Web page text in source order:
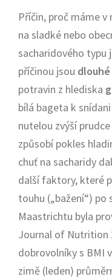
Příčin, proč máme
na sladké nebo
sacharidového typu
příčinou jsou
potravin z hlediska
bílá bageta k
nutelou zvýší
způsobí pokles
chuť na sacharidy
další faktory, které
touhu („bažení“) po
Maastrichtu byla
Journal of Nutrition
dobrovolníky s BMI
zimě (leden)